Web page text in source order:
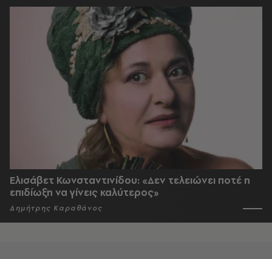
Ελισάβετ Κωνσταντινίδου: «Δεν τελειώνει ποτέ η
επιδίωξη να γίνεις καλύτερος»
Δημήτρης Καραθάνος